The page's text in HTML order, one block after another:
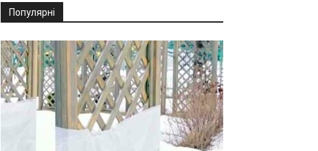
Популярні